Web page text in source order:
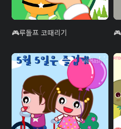
루돌프 코때리기